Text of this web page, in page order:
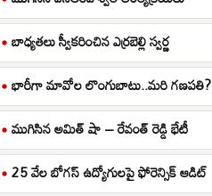
బాధ్యతలు స్వీకరించిన ఎర్రబెల్లి స్వర్ణ
భారీగా మావోల లొంగుబాటు..మరి గణపతి?
ముగిసిన అమిత్ షా – రేవంత్ రెడ్డి భేటీ
25 వేల బోగస్ ఉద్యోగులపై ఫోరెన్సిక్ ఆడిట్